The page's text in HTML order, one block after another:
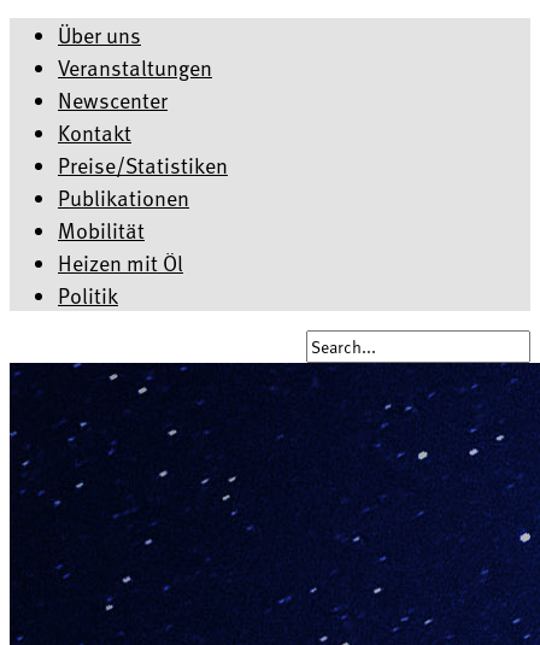
Über uns
Veranstaltungen
Newscenter
Kontakt
Preise/Statistiken
Publikationen
Mobilität
Heizen mit Öl
Politik